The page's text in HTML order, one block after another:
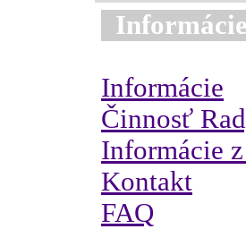
Informácie
Informácie
Činnosť
Informácie
Kontakt
FAQ